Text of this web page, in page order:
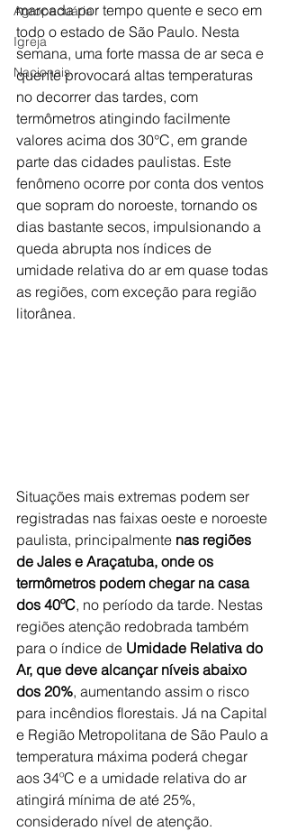
Agropecuária
Igreja
Nacionais
marcada por tempo quente e seco em
todo o estado de São Paulo. Nesta
semana, uma forte massa de ar seca e
quente provocará altas temperaturas
no decorrer das tardes, com
termômetros atingindo facilmente
valores acima dos 30°C, em grande
parte das cidades paulistas. Este
fenômeno ocorre por conta dos ventos
que sopram do noroeste, tornando os
dias bastante secos, impulsionando a
queda abrupta nos índices de
umidade relativa do ar em quase todas
as regiões, com exceção para região
litorânea.
Situações mais extremas podem ser
registradas nas faixas oeste e noroeste
paulista, principalmente nas regiões
de Jales e Araçatuba, onde os
termômetros podem chegar na casa
dos 40ºC, no período da tarde. Nestas
regiões atenção redobrada também
para o índice de Umidade Relativa do
Ar, que deve alcançar níveis abaixo
dos 20%, aumentando assim o risco
para incêndios florestais. Já na Capital
e Região Metropolitana de São Paulo a
temperatura máxima poderá chegar
aos 34ºC e a umidade relativa do ar
atingirá mínima de até 25%,
considerado nível de atenção.